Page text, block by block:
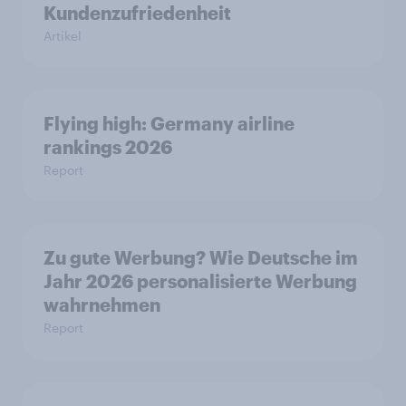
Kundenzufriedenheit
Artikel
Flying high: Germany airline
rankings 2026
Report
Zu gute Werbung? Wie Deutsche im
Jahr 2026 personalisierte Werbung
wahrnehmen
Report